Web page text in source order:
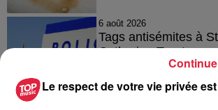
6 août 2026
Tags antisémites à
Catherine
Le respect de votre vie privée